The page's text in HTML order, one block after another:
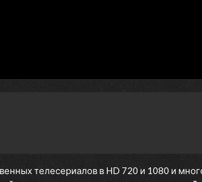
телесериалов в HD 720 и 1080 и